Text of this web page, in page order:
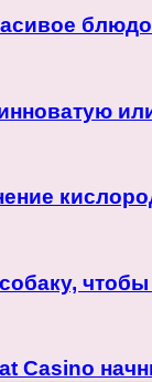
Casino